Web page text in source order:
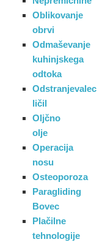
Oblikovanje
obrvi
Odmaševanje
kuhinjskega
odtoka
Odstranjevalec
ličil
Oljčno
olje
Operacija
nosu
Osteoporoza
Paragliding
Bovec
Plačilne
tehnologije